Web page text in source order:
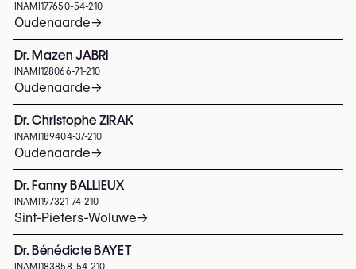
INAMI 177650-54-210
Oudenaarde→
Dr. Mazen JABRI
INAMI 128066-71-210
Oudenaarde→
Dr. Christophe ZIRAK
INAMI 189404-37-210
Oudenaarde→
Dr. Fanny BALLIEUX
INAMI 197321-74-210
Sint-Pieters-Woluwe→
Dr. Bénédicte BAYET
INAMI 183858-54-210